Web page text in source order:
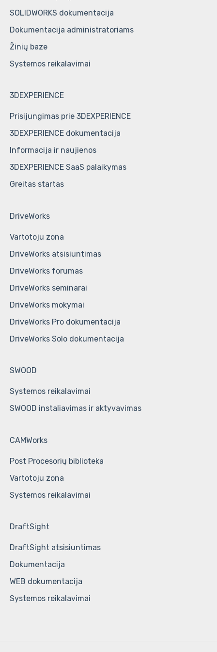
SOLIDWORKS dokumentacija
Dokumentacija administratoriams
Žinių baze
Systemos reikalavimai
3DEXPERIENCE
Prisijungimas prie 3DEXPERIENCE
3DEXPERIENCE dokumentacija
Informacija ir naujienos
3DEXPERIENCE SaaS palaikymas
Greitas startas
DriveWorks
Vartotoju zona
DriveWorks atsisiuntimas
DriveWorks forumas
DriveWorks seminarai
DriveWorks mokymai
DriveWorks Pro dokumentacija
DriveWorks Solo dokumentacija
SWOOD
Systemos reikalavimai
SWOOD instaliavimas ir aktyvavimas
CAMWorks
Post Procesorių biblioteka
Vartotoju zona
Systemos reikalavimai
DraftSight
DraftSight atsisiuntimas
Dokumentacija
WEB dokumentacija
Systemos reikalavimai